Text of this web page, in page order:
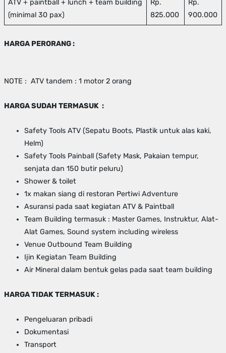
ATV + paintball + lunch + team building
(minimal 30 pax)
Rp.
825.000
Rp.
900.000
HARGA PERORANG :
NOTE : ATV tandem : 1 motor 2 orang
HARGA SUDAH TERMASUK :
Safety Tools ATV (Sepatu Boots, Plastik untuk alas kaki,
Helm)
Safety Tools Painball (Safety Mask, Pakaian tempur,
senjata dan 150 butir peluru)
Shower & toilet
1x makan siang di restoran Pertiwi Adventure
Asuransi pada saat kegiatan ATV & Paintball
Team Building termasuk : Master Games, Instruktur, Alat-
Alat Games, Sound system including wireless
Venue Outbound Team Building
Ijin Kegiatan Team Building
Air Mineral dalam bentuk gelas pada saat team building
HARGA TIDAK TERMASUK :
Pengeluaran pribadi
Dokumentasi
Transport